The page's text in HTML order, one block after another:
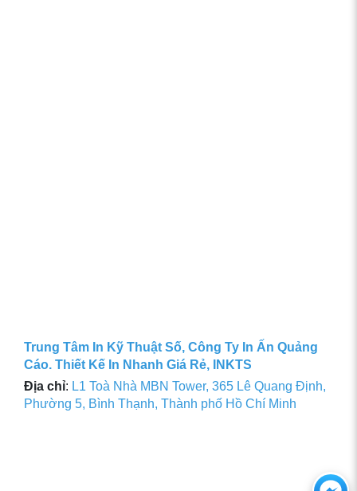
Trung Tâm In Kỹ Thuật Số, Công Ty In Ấn Quảng
Cáo. Thiết Kế In Nhanh Giá Rẻ, INKTS
Địa chỉ: L1 Toà Nhà MBN Tower, 365 Lê Quang Định,
Phường 5, Bình Thạnh, Thành phố Hồ Chí Minh